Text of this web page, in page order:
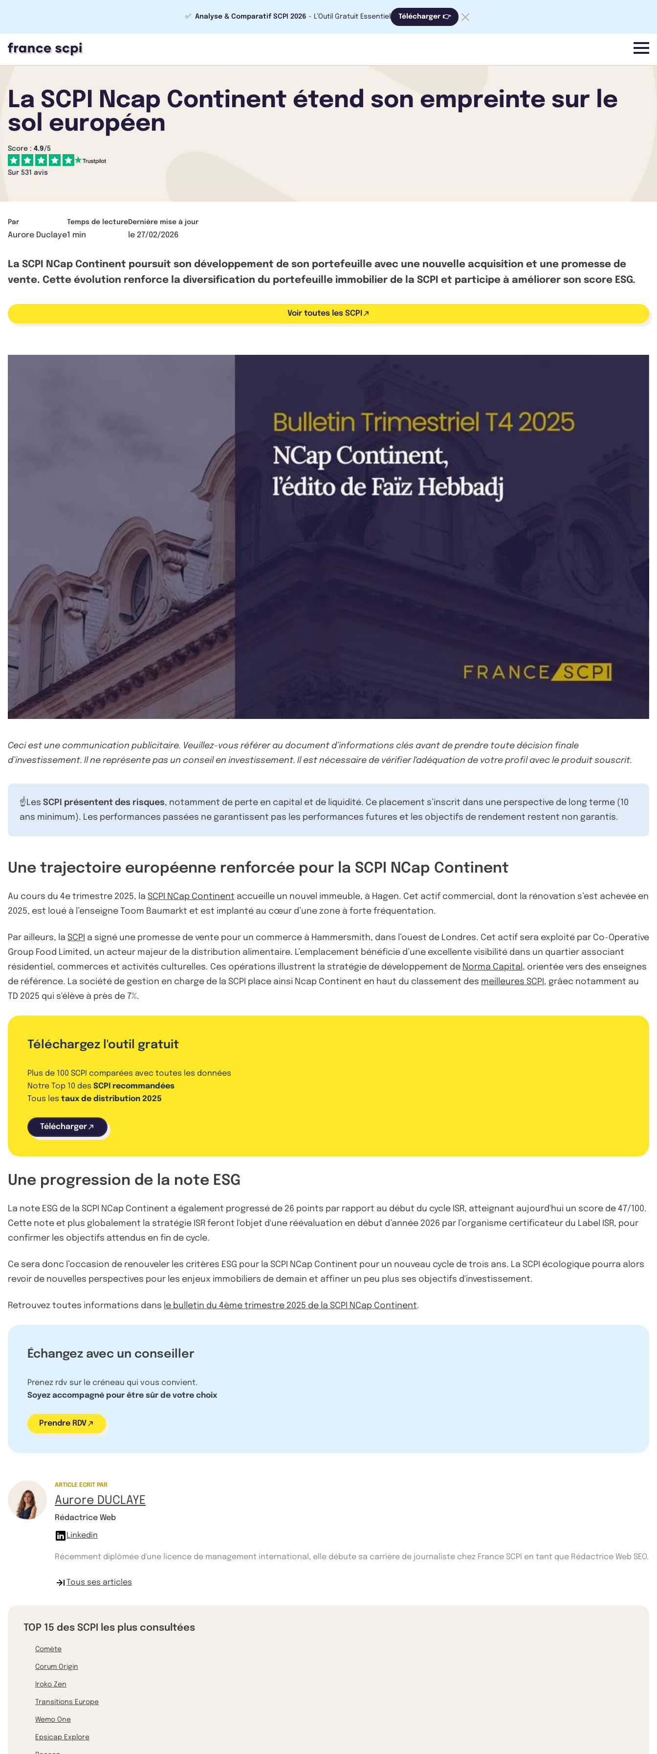
✅ Analyse & Comparatif SCPI 2026 - L’Outil Gratuit Essentiel Télécharger 👉
menu
La SCPI Ncap Continent étend son empreinte sur le
sol européen
Score : 4.9/5
Sur 531 avis
Par
Aurore Duclaye
Temps de lecture
1 min
Dernière mise à jour
le 27/02/2026
La SCPI NCap Continent poursuit son développement de son portefeuille avec une nouvelle acquisition et une promesse de
vente. Cette évolution renforce la diversification du portefeuille immobilier de la SCPI et participe à améliorer son score ESG.
Voir toutes les SCPI
Ceci est une communication publicitaire. Veuillez-vous référer au document d’informations clés avant de prendre toute décision finale
d’investissement. Il ne représente pas un conseil en investissement. Il est nécessaire de vérifier l'adéquation de votre profil avec le produit souscrit.
☝️Les SCPI présentent des risques, notamment de perte en capital et de liquidité. Ce placement s’inscrit dans une perspective de long terme (10
ans minimum). Les performances passées ne garantissent pas les performances futures et les objectifs de rendement restent non garantis.
Une trajectoire européenne renforcée pour la SCPI NCap Continent
Au cours du 4e trimestre 2025, la SCPI NCap Continent accueille un nouvel immeuble, à Hagen. Cet actif commercial, dont la rénovation s’est achevée en
2025, est loué à l’enseigne Toom Baumarkt et est implanté au cœur d’une zone à forte fréquentation.
Par ailleurs, la SCPI a signé une promesse de vente pour un commerce à Hammersmith, dans l’ouest de Londres. Cet actif sera exploité par Co-Operative
Group Food Limited, un acteur majeur de la distribution alimentaire. L’emplacement bénéficie d’une excellente visibilité dans un quartier associant
résidentiel, commerces et activités culturelles. Ces opérations illustrent la stratégie de développement de Norma Capital , orientée vers des enseignes
de référence. La société de gestion en charge de la SCPI place ainsi Ncap Continent en haut du classement des meilleures SCPI , grâec notamment au
TD 2025 qui s'élève à près de 7%.
Téléchargez l'outil gratuit
Plus de 100 SCPI comparées avec toutes les données
Notre Top 10 des SCPI recommandées
Tous les taux de distribution 2025
Télécharger
Une progression de la note ESG
La note ESG de la SCPI NCap Continent a également progressé de 26 points par rapport au début du cycle ISR, atteignant aujourd'hui un score de 47/100.
Cette note et plus globalement la stratégie ISR feront l'objet d'une réévaluation en début d’année 2026 par l’organisme certificateur du Label ISR, pour
confirmer les objectifs attendus en fin de cycle.
Ce sera donc l’occasion de renouveler les critères ESG pour la SCPI NCap Continent pour un nouveau cycle de trois ans. La SCPI écologique pourra alors
revoir de nouvelles perspectives pour les enjeux immobiliers de demain et affiner un peu plus ses objectifs d'investissement.
Retrouvez toutes informations dans le bulletin du 4ème trimestre 2025 de la SCPI NCap Continent.
Échangez avec un conseiller
Prenez rdv sur le créneau qui vous convient.
Soyez accompagné pour être sûr de votre choix
Prendre RDV
ARTICLE ÉCRIT PAR
Aurore DUCLAYE
Rédactrice Web
Linkedin
Récemment diplômée d'une licence de management international, elle débute sa carrière de journaliste chez France SCPI en tant que Rédactrice Web SEO.
Tous ses articles
TOP 15 des SCPI les plus consultées
Comète
Corum Origin
Iroko Zen
Transitions Europe
Wemo One
Epsicap Explore